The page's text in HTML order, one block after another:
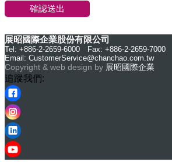
確認送出
展昭國際企業股份有限公司
Tel: +886-2-2659-6000 Fax: +886-2-2659-7000
Email: CustomerService@chanchao.com.tw
Copyright & web design by 展昭國際企業
追蹤我們: